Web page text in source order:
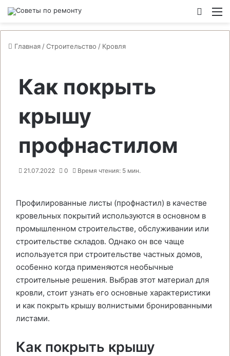
Главная /Строительство / Кровля
Как покрыть
крышу
профнастилом
21.07.2022 0 Время чтения: 5 мин.
Профилированные листы (профнастил) в качестве
кровельных покрытий используются в основном в
промышленном строительстве, обслуживании или
строительстве складов. Однако он все чаще
используется при строительстве частных домов,
особенно когда применяются необычные
строительные решения. Выбрав этот материал для
кровли, стоит узнать его основные характеристики
и как покрыть крышу волнистыми бронированными
листами.
Как покрыть крышу